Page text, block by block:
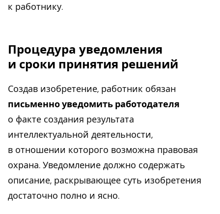
к работнику.
Процедура уведомления
и сроки принятия решений
Создав изобретение, работник обязан
письменно уведомить работодателя
о факте создания результата
интеллектуальной деятельности,
в отношении которого возможна правовая
охрана. Уведомление должно содержать
описание, раскрывающее суть изобретения
достаточно полно и ясно.